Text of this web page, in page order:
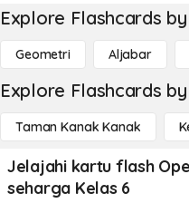
Explore Flashcards
Geometri Aljabar
Explore Flashcards
Taman Kanak Kanak
Jelajahi kartu flash
seharga Kelas 6